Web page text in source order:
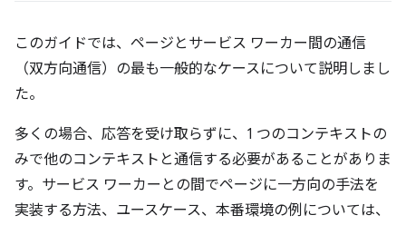
このガイドでは、ページとサービス ワーカー間の通信
（双方向通信）の最も一般的なケースについて説明しまし
た。
多くの場合、応答を受け取らずに、1 つのコンテキストの
みで他のコンテキストと通信する必要があることがありま
す。サービス ワーカーとの間でページに一方向の手法を
実装する方法、ユースケース、本番環境の例については、